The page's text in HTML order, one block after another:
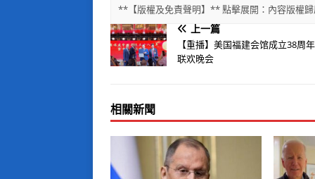
**【版權及免責聲明】** 點擊展開：內容版權
上一篇
【重播】美国福建会馆成立38周
联欢晚会
相關新聞